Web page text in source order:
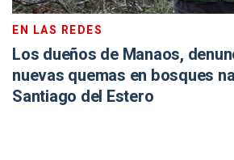
EN LAS REDES
Los dueños de Manaos,
nuevas quemas en bosques
Santiago del Estero